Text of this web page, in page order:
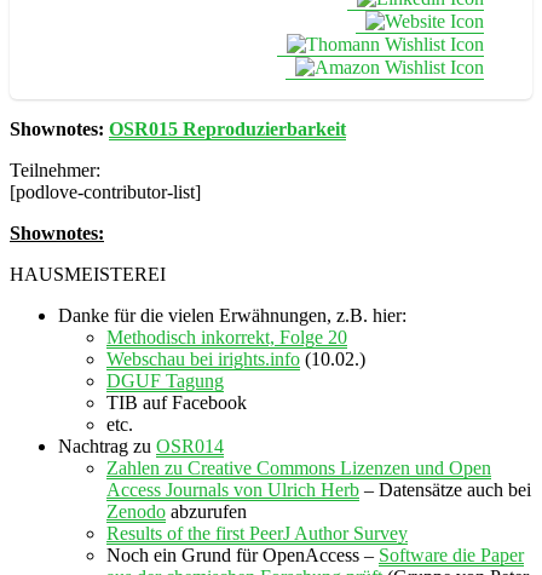
Shownotes: OSR015 Reproduzierbarkeit
Teilnehmer:
[podlove-contributor-list]
Shownotes:
HAUSMEISTEREI
Danke für die vielen Erwähnungen, z.B. hier:
Methodisch inkorrekt, Folge 20
Webschau bei irights.info (10.02.)
DGUF Tagung
TIB auf Facebook
etc.
Nachtrag zu OSR014
Zahlen zu Creative Commons Lizenzen und Open
Access Journals von Ulrich Herb – Datensätze auch bei
Zenodo abzurufen
Results of the first PeerJ Author Survey
Noch ein Grund für OpenAccess – Software die Paper